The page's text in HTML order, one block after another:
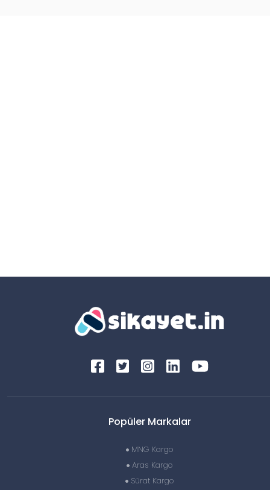
Popüler Markalar
MNG Kargo
Aras Kargo
Sürat Kargo